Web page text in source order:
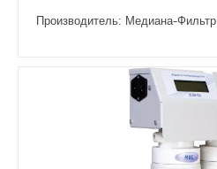
Производитель: Медиана-Фильтр